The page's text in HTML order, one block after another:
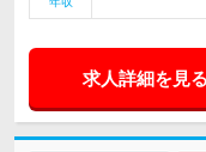
求人詳細を見る